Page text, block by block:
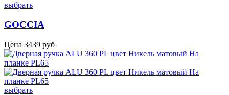
выбрать
GOCCIA
Цена 3439 руб
выбрать